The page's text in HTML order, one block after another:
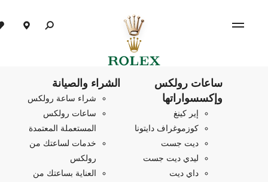
ساعات رولكس
وإكسسواراتها
إير كينغ
كوزموغراف دايتونا
ديت جست
ليدي ديت جست
داي ديت
الشراء والصيانة
شراء ساعة رولكس
ساعات رولكس
المستعملة المعتمدة
خدمات لساعتك من
رولكس
العناية بساعتك من